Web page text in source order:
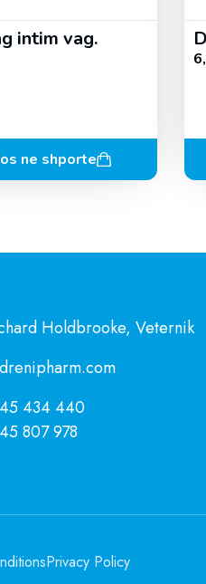
intim vag.
ne shporte
Holdbrooke, Veternik
434 440
807 978
Privacy Policy